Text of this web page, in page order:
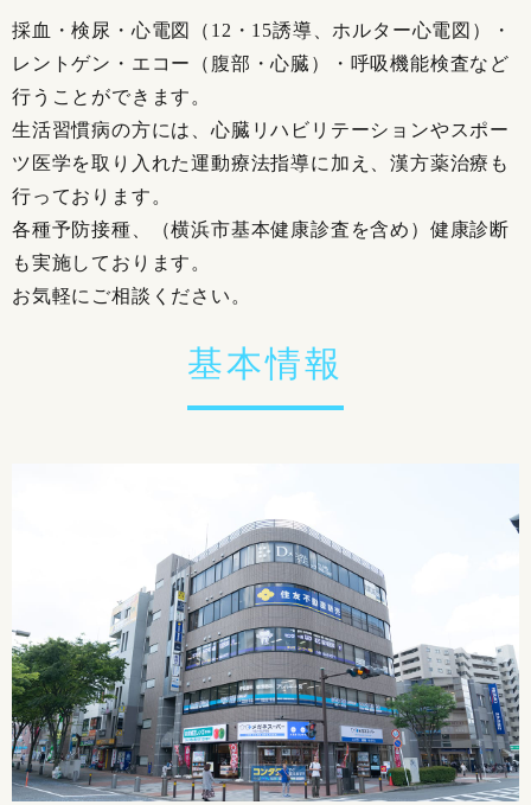
採血・検尿・心電図（12・15誘導、ホルター心電図）・
レントゲン・エコー（腹部・心臓）・呼吸機能検査など
行うことができます。
生活習慣病の方には、心臓リハビリテーションやスポー
ツ医学を取り入れた運動療法指導に加え、漢方薬治療も
行っております。
各種予防接種、（横浜市基本健康診査を含め）健康診断
も実施しております。
お気軽にご相談ください。
基本情報